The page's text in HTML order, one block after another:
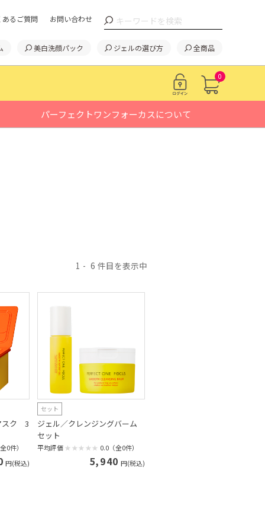
あるご質問 お問い合わせ
美白洗顔パック ジェルの選び方 全商品
0
パーフェクトワンフォーカスについて
1 6
スク 3
0件）
円(税込)
セット
ジェル／クレンジングバーム
セット
平均評価 0.0（全0件）
5,940 円(税込)